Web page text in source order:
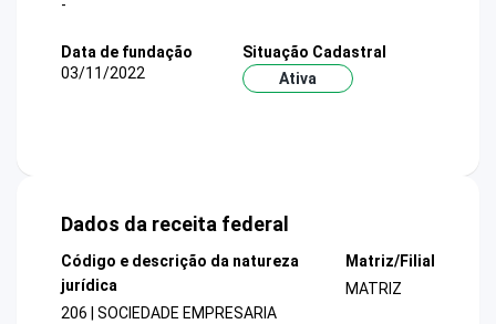
-
Data de fundação
03/11/2022
Situação Cadastral
Ativa
Dados da receita federal
Código e descrição da natureza
jurídica
206 | SOCIEDADE EMPRESARIA
Matriz/Filial
MATRIZ